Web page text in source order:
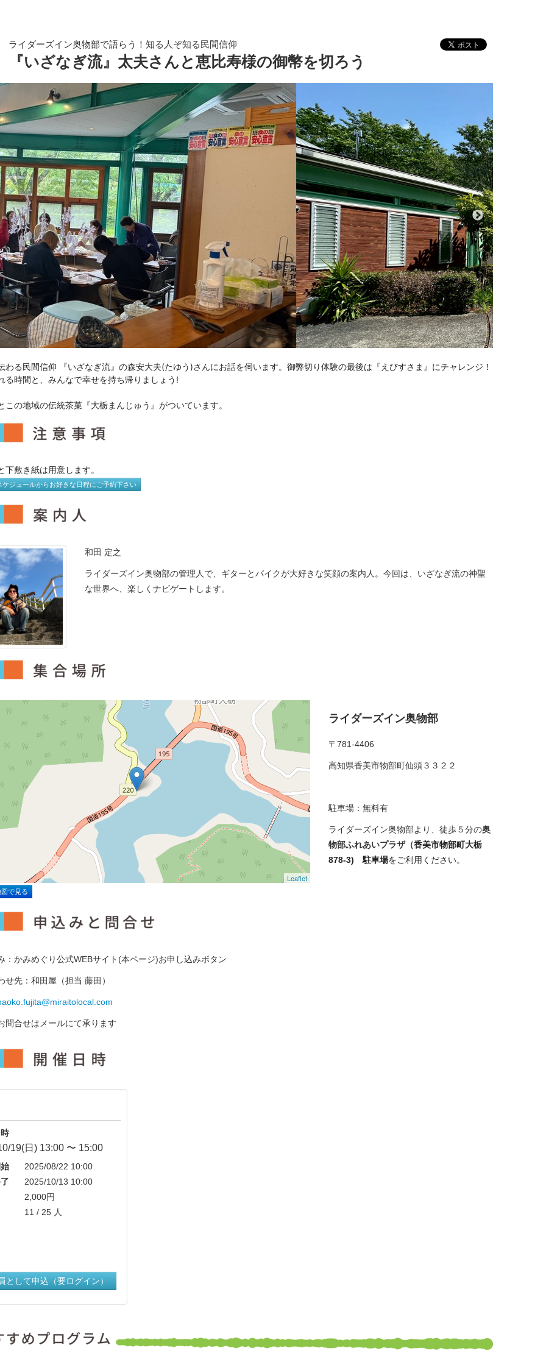
ライダーズイン奥物部で語らう！知る人ぞ知る民間信仰
『いざなぎ流』太夫さんと恵比寿様の御幣を切ろう
わる民間信仰 『いざなぎ流』の森安大夫(たゆう)さんにお話を伺います。御弊切り体験の最後は『えびすさま』にチャレンジ！
る時間と、みんなで幸せを持ち帰りましょう!
この地域の伝統茶菓『大栃まんじゅう』がついています。
下敷き紙は用意します。
ケジュールからお好きな日程にご予約下さい
和田 定之
ライダーズイン奥物部の管理人で、ギターとバイクが大好きな笑顔の案内人。今回は、いざなぎ流の神聖
な世界へ、楽しくナビゲートします。
Leaflet
で見る
ライダーズイン奥物部
〒781-4406
高知県香美市物部町仙頭３３２２
駐車場：無料有
ライダーズイン奥物部より、徒歩５分の奥
物部ふれあいプラザ（香美市物部町大栃
878-3) 駐車場をご利用ください。
： かみめぐり公式WEBサイト(本ページ)お申し込みボタン
せ先：和田屋（担当 藤田）
問合せはメールにて承ります
19(日) 13:00 〜 15:00
2025/08/22 10:00
2025/10/13 10:00
2,000円
11 / 25 人
として申込（要ログイン）